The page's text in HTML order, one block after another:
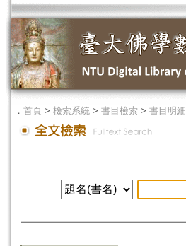
． 首頁 > 檢索系統 > 書目檢索 > 書目明細